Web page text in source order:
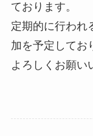
ております。
定期的に行われ
加を予定してお
よろしくお願い